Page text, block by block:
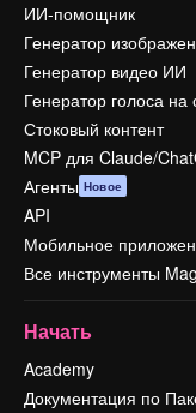
ИИ-помощник
Генератор
Генератор видео ИИ
Генератор голоса
Стоковый контент
MCP для Claude/
Агенты Новое
API
Мобильное
Все инструменты
Начать
Academy
Документация по